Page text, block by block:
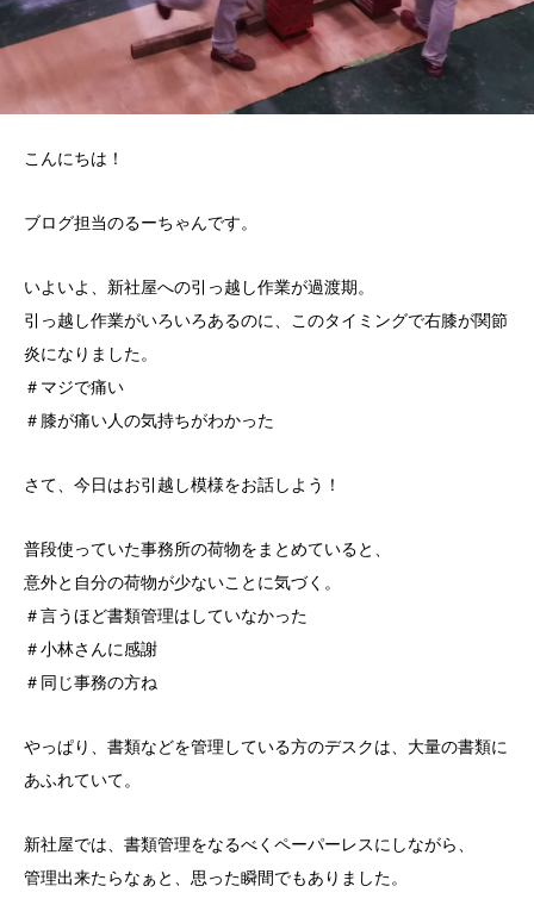
こんにちは！
ブログ担当のるーちゃんです。
いよいよ、新社屋への引っ越し作業が過渡期。
引っ越し作業がいろいろあるのに、このタイミングで右膝が関節
炎になりました。
＃マジで痛い
＃膝が痛い人の気持ちがわかった
さて、今日はお引越し模様をお話しよう！
普段使っていた事務所の荷物をまとめていると、
意外と自分の荷物が少ないことに気づく。
＃言うほど書類管理はしていなかった
＃小林さんに感謝
＃同じ事務の方ね
やっぱり、書類などを管理している方のデスクは、大量の書類に
あふれていて。
新社屋では、書類管理をなるべくペーパーレスにしながら、
管理出来たらなぁと、思った瞬間でもありました。